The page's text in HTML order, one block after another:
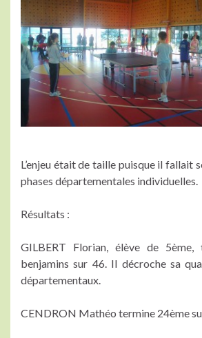
L’enjeu était de taille puisque il fallait
phases départementales individuelles.
Résultats :
GILBERT Florian, élève de 5ème,
benjamins sur 46. Il décroche sa
départementaux.
CENDRON Mathéo termine 24ème